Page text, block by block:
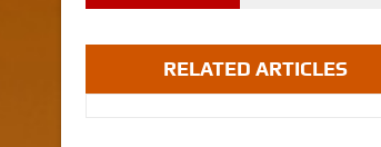
والمسيحية
العقارية
RELATED ARTICLES